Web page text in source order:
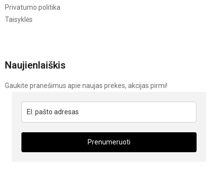
Privatumo politika
Taisyklės
Naujienlaiškis
Gaukite pranešimus apie naujas prekes, akcijas pirmi!
Prenumeruoti